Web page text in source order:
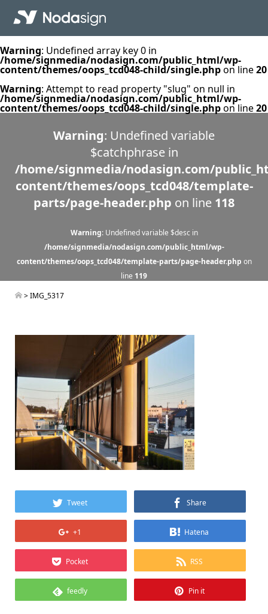
Warning: Undefined array key 0 in
/home/signmedia/nodasign.com/public_html/wp-
content/themes/oops_tcd048-child/single.phpon line20
Warning: Attempt to read property "slug" on null in
/home/signmedia/nodasign.com/public_html/wp-
content/themes/oops_tcd048-child/single.phpon line20
Warning: Undefined variable
$catchphrase in
/home/signmedia/nodasign.com/
content/themes/oops_tcd048/template-
parts/page-header.php on line 118
Warning: Undefined variable $desc in
/home/signmedia/nodasign.com/public_html/wp-
content/themes/oops_tcd048/template-parts/page-header.php on
line 119
> IMG_5317
Tweet Share
+1 Hatena
Pocket RSS
feedly Pin it